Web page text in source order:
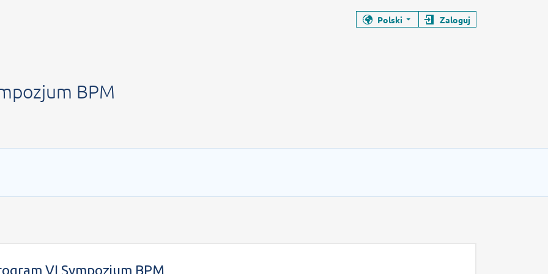
Polski Zaloguj
BPM
VI Sympozjum BPM